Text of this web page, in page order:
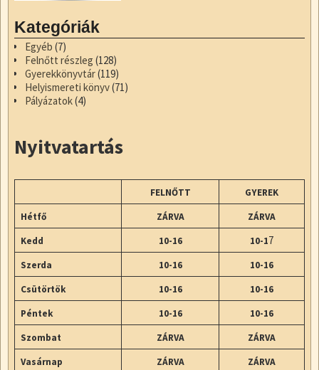
Kategóriák
Egyéb (7)
Felnőtt részleg (128)
Gyerekkönyvtár(119)
Helyismereti könyv(71)
Pályázatok(4)
Nyitvatartás
FELNŐTT
GYEREK
Hétfő
ZÁRVA
ZÁRVA
Kedd
10-16 10-17
Szerda 10-16
10-16
Csütörtök
10-16
10-16
Péntek
10-16
10-16
Szombat
ZÁRVA
ZÁRVA
Vasárnap
ZÁRVA ZÁRVA